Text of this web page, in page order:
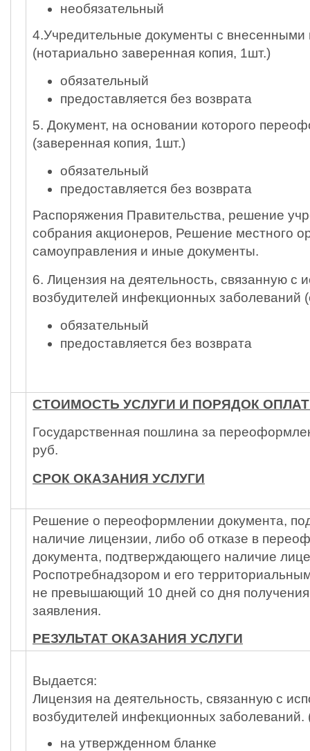
необязательный
4.Учредительные документы с внесенными
(нотариально заверенная копия, 1шт.)
обязательный
предоставляется без возврата
5. Документ, на основании которого
(заверенная копия, 1шт.)
обязательный
предоставляется без возврата
Распоряжения Правительства, решение
собрания акционеров, Решение местного
самоуправления и иные документы.
6. Лицензия на деятельность, связанную с
возбудителей инфекционных заболеваний
обязательный
предоставляется без возврата
СТОИМОСТЬ УСЛУГИ И ПОРЯДОК
Государственная пошлина за
руб.
СРОК ОКАЗАНИЯ УСЛУГИ
Решение о переоформлении документа,
наличие лицензии, либо об отказе в
документа, подтверждающего наличие
Роспотребнадзором и его
не превышающий 10 дней со дня получения
заявления.
РЕЗУЛЬТАТ ОКАЗАНИЯ УСЛУГИ
Выдается:
Лицензия на деятельность, связанную с
возбудителей инфекционных заболеваний.
на утвержденном бланке